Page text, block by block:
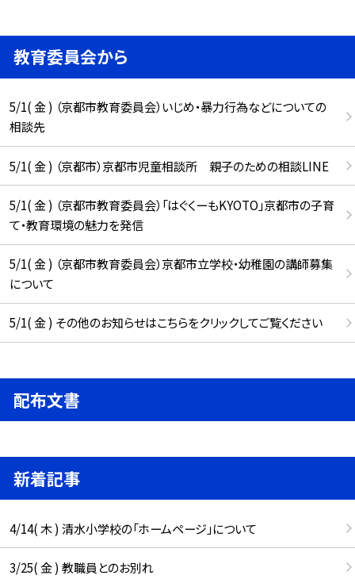
教育委員会から
5/1( 金 ) （京都市教育委員会）いじめ・暴力行為などについての
相談先
5/1( 金 ) （京都市）京都市児童相談所 親子のための相談LINE
5/1( 金 ) （京都市教育委員会）「はぐくーもKYOTO」京都市の子育
て・教育環境の魅力を発信
5/1( 金 ) （京都市教育委員会）京都市立学校・幼稚園の講師募集
について
5/1( 金 ) その他のお知らせはこちらをクリックしてご覧ください
配布文書
新着記事
4/14( 木 ) 清水小学校の「ホームページ」について
3/25( 金 ) 教職員とのお別れ